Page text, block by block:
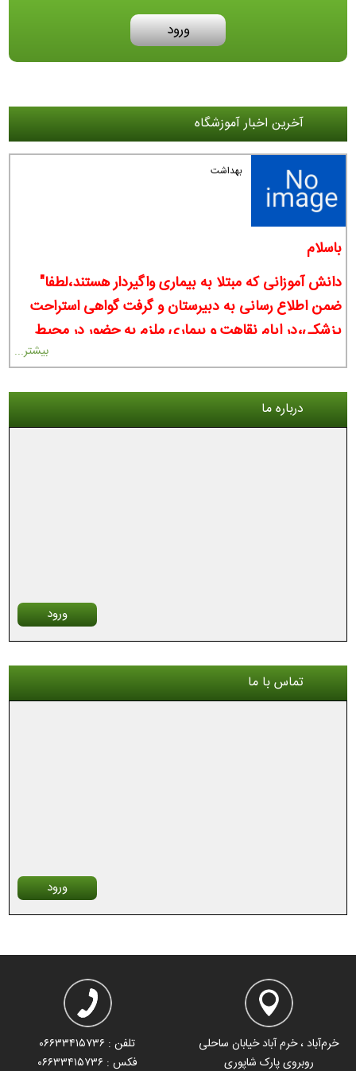
ورود
آخرین اخبار آموزشگاه
بهداشت
باسلام
دانش آموزانی که مبتلا به بیماری واگیردار هستند،لطفا"
ضمن اطلاع رسانی به دبیرستان و گرفت گواهی استراحت
پزشکی،در ایام نقاهت و بیماری ملزم به حضور در محیط
با تشکر
بیشتر...
درباره ما
ورود
تماس با ما
ورود
خرم‌آباد ، خرم آباد خیابان ساحلی
روبروی پارک شاپوری
تلفن : ۰۶۶۳۳۴۱۵۷۳۶
فکس : ۰۶۶۳۳۴۱۵۷۳۶